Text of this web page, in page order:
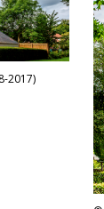
2017)